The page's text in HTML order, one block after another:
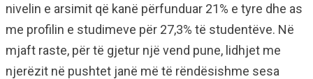
nivelin e arsimit që kanë përfunduar 21% e tyre dhe as
me profilin e studimeve për 27,3% të studentëve. Në
mjaft raste, për të gjetur një vend pune, lidhjet me
njerëzit në pushtet janë më të rëndësishme sesa